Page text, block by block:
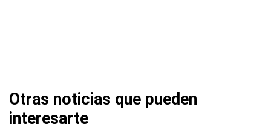
Otras noticias que pueden
interesarte